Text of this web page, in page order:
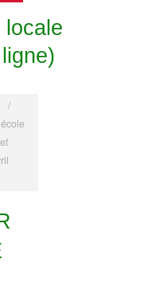
locale
/